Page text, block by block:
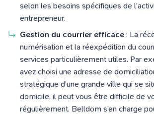
selon les besoins spécifiques de
entrepreneur.
Gestion du courrier efficace : La
numérisation et la réexpédition du
services particulièrement utiles. Par
avez choisi une adresse de
stratégique d’une grande ville qui se
domicile, il peut vous être difficile de
régulièrement. Belldom s’en charge